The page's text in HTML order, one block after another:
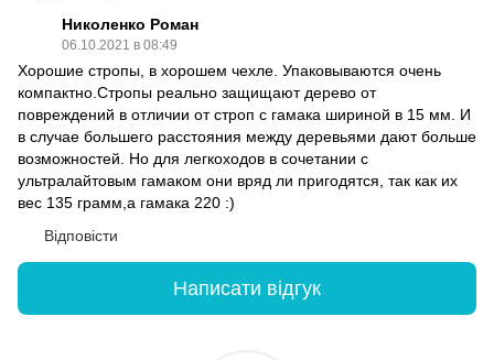
Николенко Роман
06.10.2021 в 08:49
Хорошие стропы, в хорошем чехле. Упаковываются очень
компактно.Стропы реально защищают дерево от
повреждений в отличии от строп с гамака шириной в 15 мм. И
в случае большего расстояния между деревьями дают больше
возможностей. Но для легкоходов в сочетании с
ультралайтовым гамаком они вряд ли пригодятся, так как их
вес 135 грамм,а гамака 220 :)
Відповісти
Написати відгук